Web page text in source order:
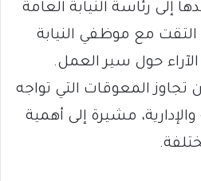
إلى رئاسة النيابة العامة
التقت مع موظفي النيابة
حول سير العمل.
المعوقات التي تواجه
مشيرة إلى أهمية